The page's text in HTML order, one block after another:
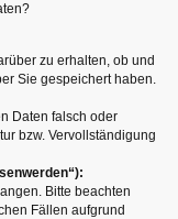
zu erhalten, ob und
Sie gespeichert haben.
Daten falsch oder
bzw. Vervollständigung
Bitte beachten
Fällen aufgrund